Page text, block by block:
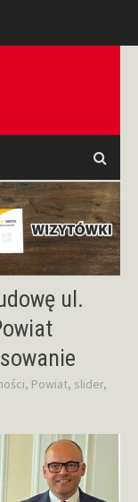
ul.
, Powiat, slider,